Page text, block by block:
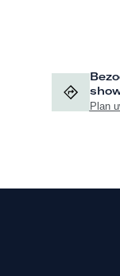
Plan